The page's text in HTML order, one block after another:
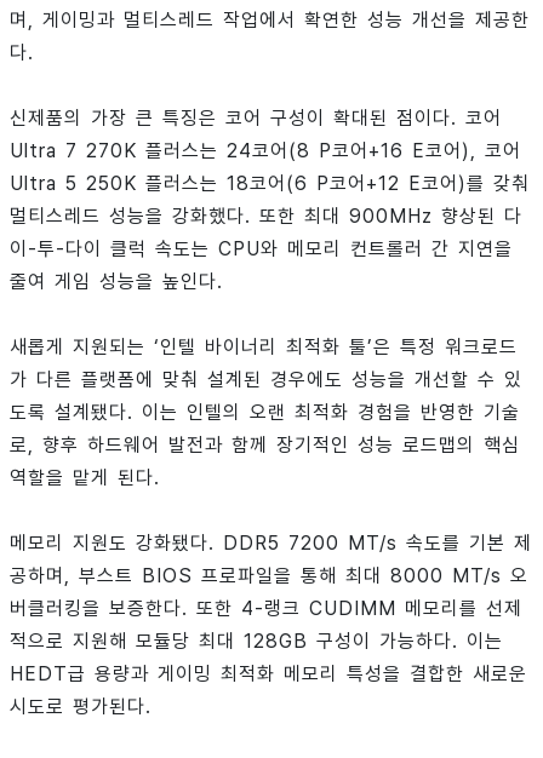
며, 게이밍과 멀티스레드 작업에서 확연한 성능 개선을 제공한
다.
신제품의 가장 큰 특징은 코어 구성이 확대된 점이다. 코어
Ultra 7 270K 플러스는 24코어(8 P코어+16 E코어), 코어
Ultra 5 250K 플러스는 18코어(6 P코어+12 E코어)를 갖춰
멀티스레드 성능을 강화했다. 또한 최대 900MHz 향상된 다
이-투-다이 클럭 속도는 CPU와 메모리 컨트롤러 간 지연을
줄여 게임 성능을 높인다.
새롭게 지원되는 ‘인텔 바이너리 최적화 툴’은 특정 워크로드
가 다른 플랫폼에 맞춰 설계된 경우에도 성능을 개선할 수 있
도록 설계됐다. 이는 인텔의 오랜 최적화 경험을 반영한 기술
로, 향후 하드웨어 발전과 함께 장기적인 성능 로드맵의 핵심
역할을 맡게 된다.
메모리 지원도 강화됐다. DDR5 7200 MT/s 속도를 기본 제
공하며, 부스트 BIOS 프로파일을 통해 최대 8000 MT/s 오
버클러킹을 보증한다. 또한 4-랭크 CUDIMM 메모리를 선제
적으로 지원해 모듈당 최대 128GB 구성이 가능하다. 이는
HEDT급 용량과 게이밍 최적화 메모리 특성을 결합한 새로운
시도로 평가된다.